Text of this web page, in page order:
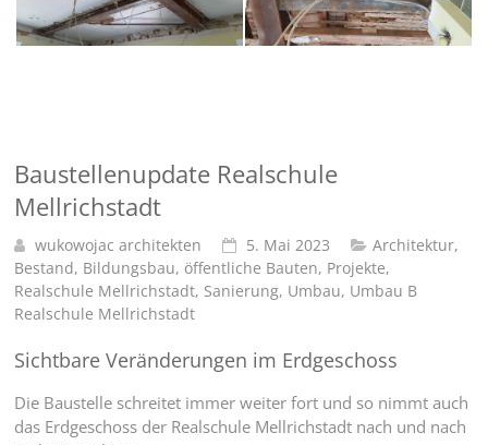
Baustellenupdate Realschule
Mellrichstadt
wukowojac architekten 5. Mai 2023 Architektur,
Bestand, Bildungsbau, öffentliche Bauten, Projekte,
Realschule Mellrichstadt, Sanierung, Umbau, Umbau B
Realschule Mellrichstadt
Sichtbare Veränderungen im Erdgeschoss
Die Baustelle schreitet immer weiter fort und so nimmt auch
das Erdgeschoss der Realschule Mellrichstadt nach und nach